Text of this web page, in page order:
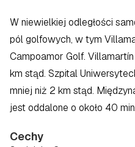
W niewielkiej odległości
pól golfowych, w tym
Campoamor Golf.
km stąd. Szpital
mniej niż 2 km stąd.
jest oddalone o około 40
Cechy